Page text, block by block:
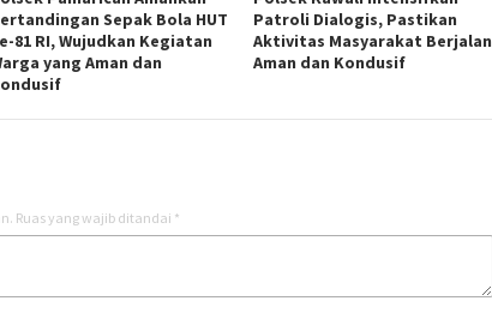
Sepak Bola HUT
81 RI, Wujudkan Kegiatan
yang Aman dan
Patroli Dialogis, Pastikan
Aktivitas Masyarakat Berjalan
Aman dan Kondusif
Ruas yang wajib ditandai *